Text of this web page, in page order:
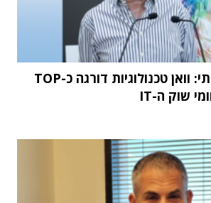
מחקר STKI השנתי: וואן טכנולוגיות דורגה כ-TOP